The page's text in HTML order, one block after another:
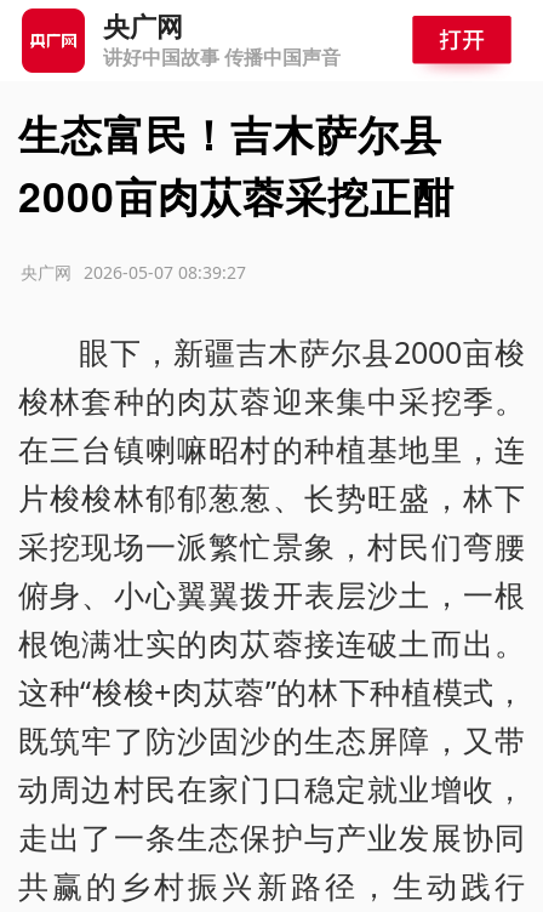
央广网
讲好中国故事 传播中国声音
生态富民！吉木萨尔县
2000亩肉苁蓉采挖正酣
2026-05-07 08:39:27
央广网
眼下，新疆吉木萨尔县2000亩梭
梭林套种的肉苁蓉迎来集中采挖季。
在三台镇喇嘛昭村的种植基地里，连
片梭梭林郁郁葱葱、长势旺盛，林下
采挖现场一派繁忙景象，村民们弯腰
俯身、小心翼翼拨开表层沙土，一根
根饱满壮实的肉苁蓉接连破土而出。
这种“梭梭+肉苁蓉”的林下种植模式，
既筑牢了防沙固沙的生态屏障，又带
动周边村民在家门口稳定就业增收，
走出了一条生态保护与产业发展协同
共赢的乡村振兴新路径，生动践行